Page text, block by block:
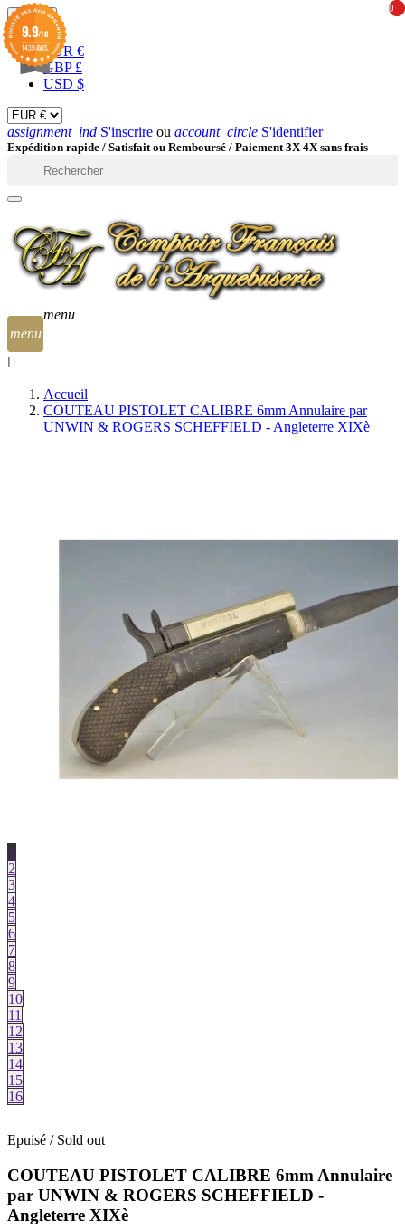
EUR 
EUR €
GBP £
USD $
assignment_ind S'inscrire ou account_circle S'identifier
Expédition rapide / Satisfait ou Remboursé / Paiement 3X 4X sans frais
menu
0
0
menu
Accueil
COUTEAU PISTOLET CALIBRE 6mm Annulaire par
UNWIN & ROGERS SCHEFFIELD - Angleterre XIXè
1
2
3
4
5
6
7
8
9
10
11
12
13
14
15
16
Epuisé / Sold out
COUTEAU PISTOLET CALIBRE 6mm Annulaire
par UNWIN & ROGERS SCHEFFIELD -
Angleterre XIXè
9.9/10
1439 AVIS